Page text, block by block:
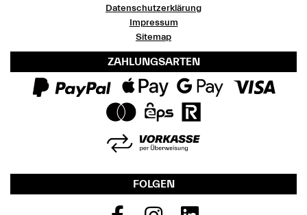
Datenschutzerklärung
Impressum
Sitemap
ZAHLUNGSARTEN
FOLGEN